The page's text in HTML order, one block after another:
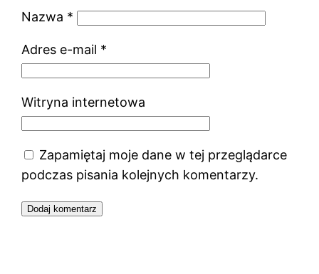
Nazwa *
Adres e-mail *
Witryna internetowa
Zapamiętaj moje dane w tej przeglądarce
podczas pisania kolejnych komentarzy.